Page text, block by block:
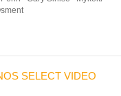
SELECT VIDEO